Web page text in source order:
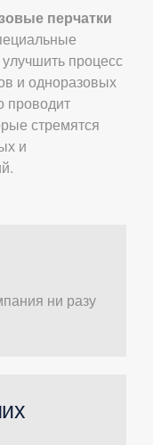
перчатки
процесс
и одноразовых
проводит
стремятся
и
ни разу